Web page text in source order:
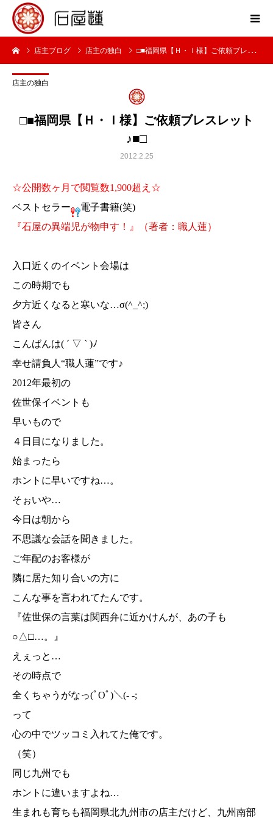
店主ブログ 店主の独白 □■福岡県【Ｈ・Ｉ様】ご依頼ブレスレット♪■□
店主の独白
□■福岡県【Ｈ・Ｉ様】ご依頼ブレスレット
♪■□
2012.2.25
☆公開数ヶ月で閲覧数1,900超え☆
ベストセラー
電子書籍(笑)
『石屋の異端児が物申す！』（著者：職人蓮）
入口近くのイベント会場は
この時期でも
夕方近くなると寒いな…σ(^_^;)
皆さん
こんばんは( ´ ▽ ` )ﾉ
幸せ請負人“職人蓮”です♪
2012年最初の
佐世保イベントも
早いもので
４日目になりました。
始まったら
ホントに早いですね…。
そぉいや…
今日は朝から
不思議な会話を聞きました。
ご年配のお客様が
隣に居た知り合いの方に
こんな事を言われてたんです。
『佐世保の言葉は関西弁に近かけんが、あの子も
○△□…。』
えぇっと…
その時点で
全くちゃうがなっ(ﾟOﾟ)＼(- -;
って
心の中でツッコミ入れてた俺です。
（笑）
同じ九州でも
ホントに違いますよね…
生まれも育ちも福岡県北九州市の店主だけど、九州南部